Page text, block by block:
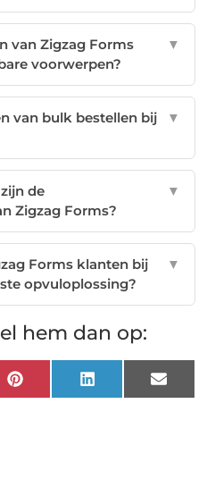
van Zigzag Forms
voorwerpen?
▼
van bulk bestellen bij
▼
de
Zigzag Forms?
▼
Forms klanten bij
opvuloplossing?
▼
hem dan op:
Pinterest LinkedIn Email